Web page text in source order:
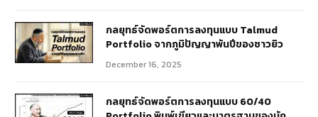
กลยุทธ์จัดพอร์ตการลงทุนแบบ Talmud
Portfolio จากภูมิปัญญาพันปีของชาวยิว
December 16, 2025
กลยุทธ์จัดพอร์ตการลงทุนแบบ 60/40